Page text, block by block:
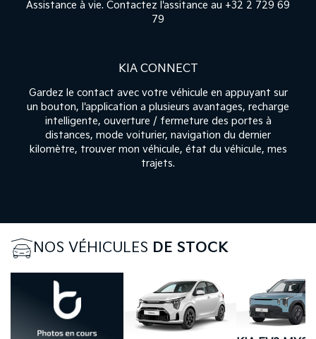
Assistance à vie. Contactez l'assitance au +32 2 729 69
79
KIA CONNECT
Gardez le contact avec votre véhicule en appuyant sur
un bouton, l'application a plusieurs avantages, recharge
intelligente, ouverture / fermeture des portes à
distances, mode voiturier, navigation du dernier
kilomètre, trouver mon véhicule, état du véhicule, mes
trajets.
NOS VÉHICULES DE STOCK